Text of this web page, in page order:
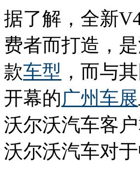
据了解，全新
费者而打造，
款车型 ，而与
开幕的广州车展
沃尔沃汽车客
沃尔沃汽车对